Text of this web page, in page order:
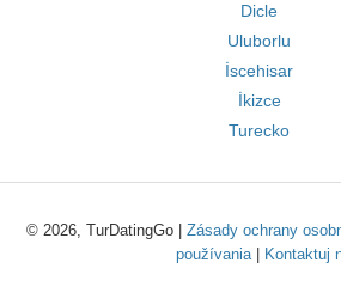
Dicle
Uluborlu
İscehisar
İkizce
Turecko
© 2026, TurDatingGo | Zásady ochrany
používania| Kontaktuj